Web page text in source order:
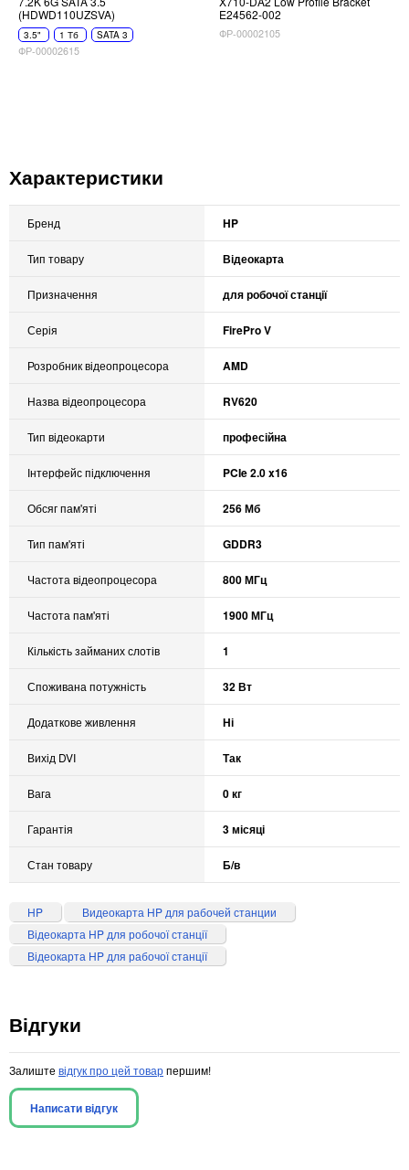
(HDWD110UZSVA)
3.5" 1 Тб SATA 3
ФР-00002615
E24562-002
ФР-00002105
Характеристики
Бренд HP
Тип товару Відеокарта
Призначення для робочої станції
Серія FirePro V
Розробник відеопроцесора AMD
Назва відеопроцесора RV620
Тип відеокарти професійна
Інтерфейс підключення PCIe 2.0 x16
Обсяг пам'яті 256 Мб
Тип пам'яті GDDR3
Частота відеопроцесора 800 МГц
Частота пам'яті 1900 МГц
Кількість займаних слотів 1
Споживана потужність 32 Вт
Додаткове живлення Ні
Вихід DVI Так
Вага 0 кг
Гарантія 3 місяці
Стан товару Б/в
HP
Видеокарта HP для рабочей станции
Відеокарта HP для робочої станції
Відеокарта HP для рабочої станції
Відгуки
Залиште відгук про цей товарпершим!
Написати відгук